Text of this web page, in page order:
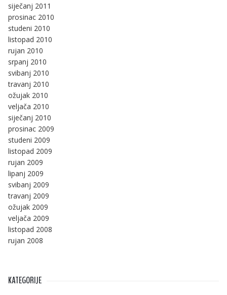
siječanj 2011
prosinac 2010
studeni 2010
listopad 2010
rujan 2010
srpanj 2010
svibanj 2010
travanj 2010
ožujak 2010
veljača 2010
siječanj 2010
prosinac 2009
studeni 2009
listopad 2009
rujan 2009
lipanj 2009
svibanj 2009
travanj 2009
ožujak 2009
veljača 2009
listopad 2008
rujan 2008
KATEGORIJE